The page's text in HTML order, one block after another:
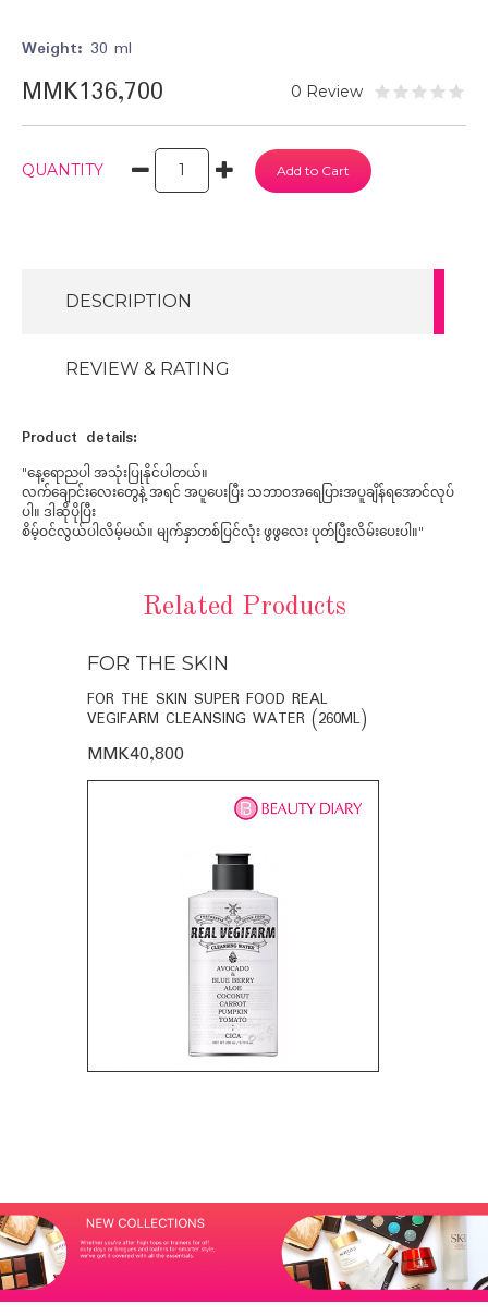
Weight: 30 ml
MMK136,700 0 Review
QUANTITY
DESCRIPTION
REVIEW & RATING
Product details:
"နေ့ရောညပါ အသုံးပြုနိုင်ပါတယ်။
လက်ချောင်းလေးတွေနဲ့ အရင် အပူပေးပြီး သဘာဝအရေပြားအပူချိန်ရအောင်လုပ်
ပါ။ ဒါဆိုပိုပြီး
စိမ့်ဝင်လွယ်ပါလိမ့်မယ်။ မျက်နှာတစ်ပြင်လုံး ဖွဖွလေး ပုတ်ပြီးလိမ်းပေးပါ။"
Related Products
FOR THE SKIN
FOR THE SKIN SUPER FOOD REAL
VEGIFARM CLEANSING WATER (260ML)
MMK40,800